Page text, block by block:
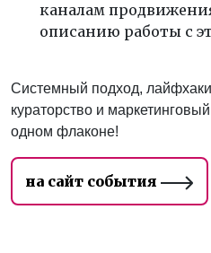
каналам
описанию работы с
Системный подход,
кураторство и
одном флаконе!
на сайт события